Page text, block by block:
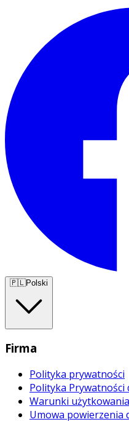
🇵🇱Polski
Firma
Polityka prywatności
Polityka Prywatności
Warunki użytkowania
Umowa powierzenia